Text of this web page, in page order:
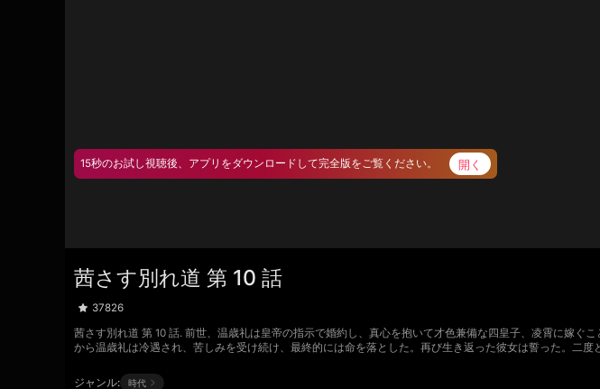
15秒のお試し視聴後、アプリをダウンロードして完全版をご覧ください。 開く
茜さす別れ道 第 10 話
37826
茜さす別れ道 第 10 話. 前世、温歳礼は皇帝の指示で婚約し、真心を抱いて才色兼備な四皇子、凌霄に嫁
から温歳礼は冷遇され、苦しみを受け続け、最終的には命を落とした。再び生き返った彼女は誓った。二度
ジャンル: 時代